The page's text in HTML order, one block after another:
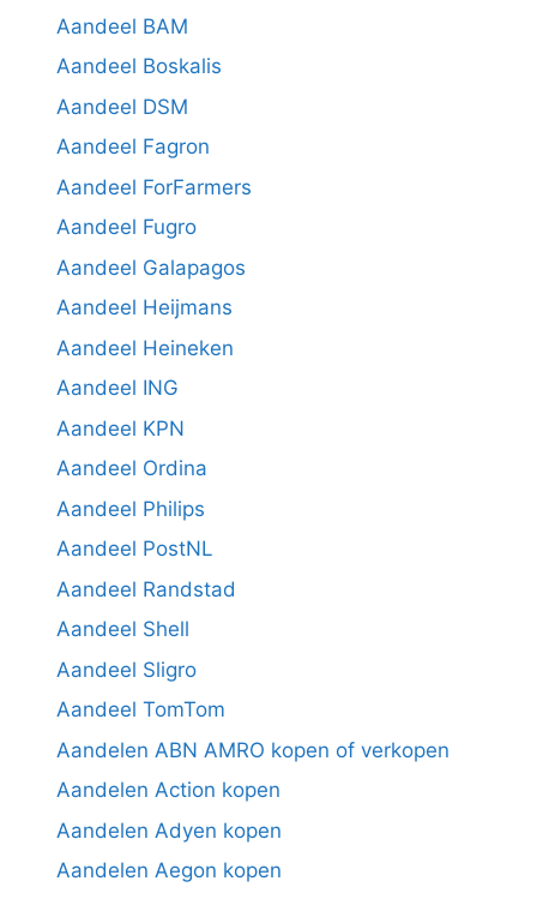
Aandeel BAM
Aandeel Boskalis
Aandeel DSM
Aandeel Fagron
Aandeel ForFarmers
Aandeel Fugro
Aandeel Galapagos
Aandeel Heijmans
Aandeel Heineken
Aandeel ING
Aandeel KPN
Aandeel Ordina
Aandeel Philips
Aandeel PostNL
Aandeel Randstad
Aandeel Shell
Aandeel Sligro
Aandeel TomTom
Aandelen ABN AMRO kopen of verkopen
Aandelen Action kopen
Aandelen Adyen kopen
Aandelen Aegon kopen